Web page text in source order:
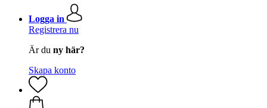
Logga in
Registrera nu
Är du ny här?
Skapa konto